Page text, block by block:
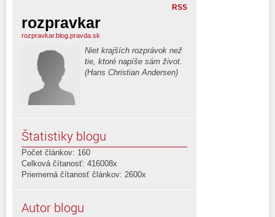
RSS
rozpravkar
rozpravkar.blog.pravda.sk
Niet krajších rozprávok než
tie, ktoré napíše sám život.
(Hans Christian Andersen)
Štatistiky blogu
Počet článkov: 160
Celková čítanosť: 416008x
Priemerná čítanosť článkov: 2600x
Autor blogu